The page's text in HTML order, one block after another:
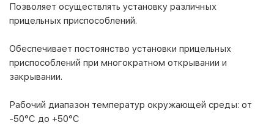
Позволяет осуществлять установку различных
прицельных приспособлений.
Обеспечивает постоянство установки прицельных
приспособлений при многократном открывании и
закрывании.
Рабочий диапазон температур окружающей среды: от
-50°С до +50°С